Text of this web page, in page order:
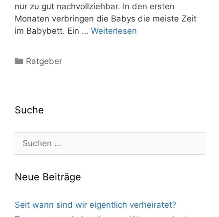
nur zu gut nachvollziehbar. In den ersten
Monaten verbringen die Babys die meiste Zeit
im Babybett. Ein … Weiterlesen
Kategorien
Ratgeber
Suche
Suche
nach:
Neue Beiträge
Seit wann sind wir eigentlich verheiratet?